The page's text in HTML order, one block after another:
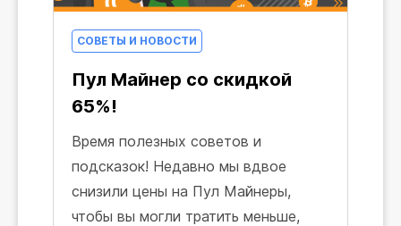
СОВЕТЫ И НОВОСТИ
Пул Майнер со скидкой
65%!
Время полезных советов и
подсказок! Недавно мы вдвое
снизили цены на Пул Майнеры,
чтобы вы могли тратить меньше,